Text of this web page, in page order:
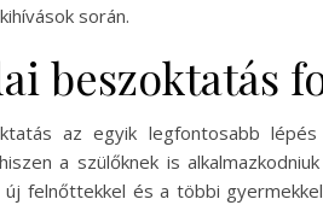
során.
beszoktatás
az egyik legfontosabb
a szülőknek is
felnőttekkel és a többi